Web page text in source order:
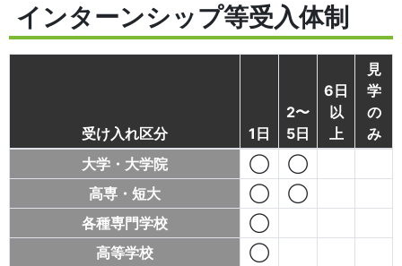
インターンシップ等受入体制
受け入れ区分 1日
2〜
5日
6日
以
上
見
学
の
み
大学・大学院
◯
◯
高専・短大
◯
◯
各種専門学校
◯
高等学校
◯